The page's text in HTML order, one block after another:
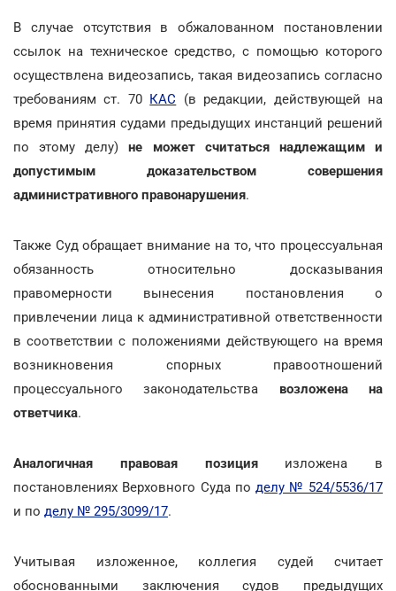
В случае отсутствия в обжалованном постановлении
ссылок на техническое средство, с помощью которого
осуществлена видеозапись, такая видеозапись согласно
требованиям ст. 70 КАС (в редакции, действующей на
время принятия судами предыдущих инстанций решений
по этому делу)не может считаться надлежащим и
допустимым доказательством совершения
административного правонарушения.
Также Суд обращает внимание на то, что процессуальная
обязанность относительно досказывания
правомерности вынесения постановления о
привлечении лица к административной ответственности
в соответствии с положениями действующего на время
возникновения спорных правоотношений
процессуального законодательства возложена на
ответчика.
Аналогичная правовая позицияизложена в
постановлениях Верховного Суда поделу № 524/5536/17
и по делу № 295/3099/17.
Учитывая изложенное, коллегия судей считает
обоснованными заключения судов предыдущих